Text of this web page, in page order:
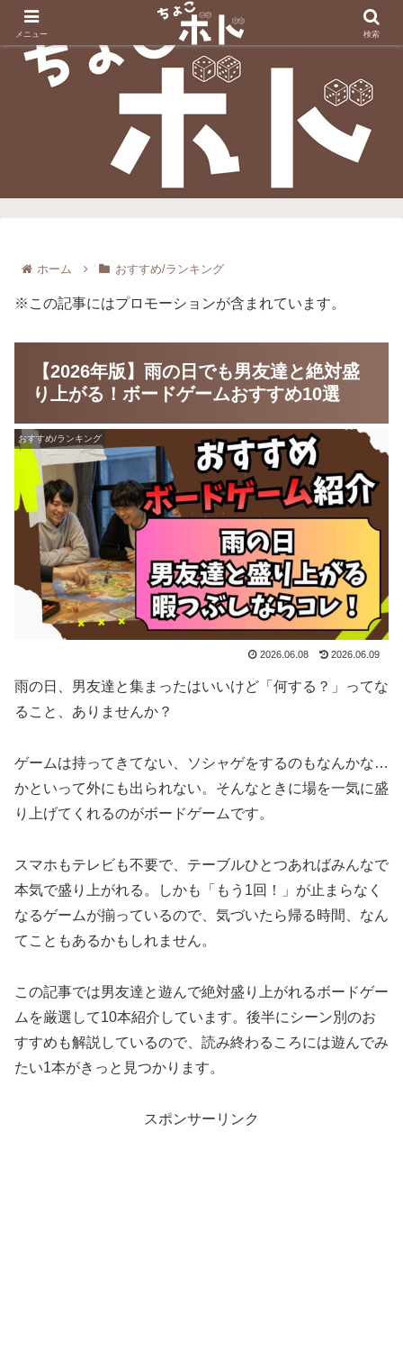
ホーム おすすめ/ランキング
※この記事にはプロモーションが含まれています。
【2026年版】雨の日でも男友達と絶対盛
り上がる！ボードゲームおすすめ10選
おすすめ/ランキング
2026.06.08 2026.06.09
雨の日、男友達と集まったはいいけど「何する？」ってな
ること、ありませんか？
ゲームは持ってきてない、ソシャゲをするのもなんかな…
かといって外にも出られない。そんなときに場を一気に盛
り上げてくれるのがボードゲームです。
スマホもテレビも不要で、テーブルひとつあればみんなで
本気で盛り上がれる。しかも「もう1回！」が止まらなく
なるゲームが揃っているので、気づいたら帰る時間、なん
てこともあるかもしれません。
この記事では男友達と遊んで絶対盛り上がれるボードゲー
ムを厳選して10本紹介しています。後半にシーン別のお
すすめも解説しているので、読み終わるころには遊んでみ
たい1本がきっと見つかります。
スポンサーリンク
メニュー 検索